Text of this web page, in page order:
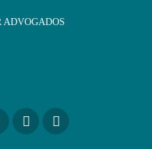
ADVOGADOS